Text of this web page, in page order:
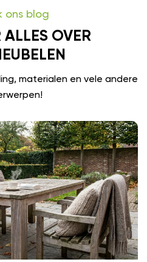
ons blog
ALLES OVER
materialen en vele andere